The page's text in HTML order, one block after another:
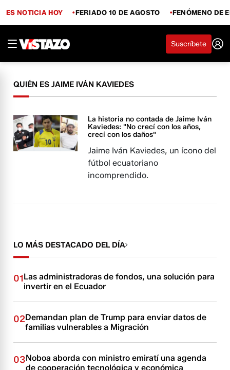
ES NOTICIA HOY FERIADO 10 DE AGOSTO FENÓMENO DE
Suscríbete
QUIÉN ES JAIME IVÁN KAVIEDES
La historia no contada de Jaime Iván
Kaviedes: "No crecí con los años,
crecí con los daños"
Jaime Iván Kaviedes, un ícono del
fútbol ecuatoriano
incomprendido.
LO MÁS DESTACADO DEL DÍA
01Las administradoras de fondos, una solución para
invertir en el Ecuador
02Demandan plan de Trump para enviar datos de
familias vulnerables a Migración
03Noboa aborda con ministro emiratí una agenda
de cooperación tecnológica y económica